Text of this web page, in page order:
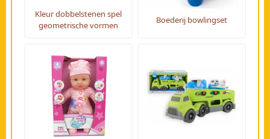
Kleur dobbelstenen spel
geometrische vormen
Boederij bowlingset